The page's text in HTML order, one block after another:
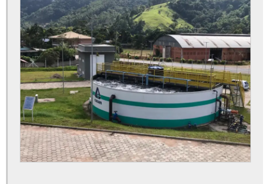
Estação de tratamento de esgoto individual
Estação de tratamento de esgoto industrial
Estação de tratamento de esgoto instalação
Estação de tratamento de esgoto modular
Estação de tratamento de esgoto para condomínio
Estação de tratamento de esgoto preço
Estação de tratamento de esgoto pré fabricada